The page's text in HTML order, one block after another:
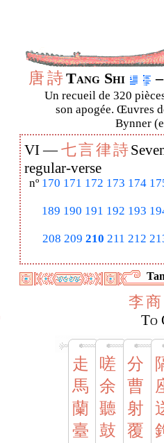
唐詩Tang Shi
Un recueil de 320
son apogée. Œuvres
Bynner
VI —七言律詩
regular-verse
nº 170 171 172 173 174
189 190 191 192 193
208 209 210 211 212
李商
To
走
馬
蘭
臺
嗟
余
聽
鼓
分
曹
射
覆